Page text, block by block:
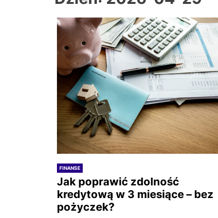
FINANSE
Jak poprawić zdolność
kredytową w 3 miesiące – bez
pożyczek?